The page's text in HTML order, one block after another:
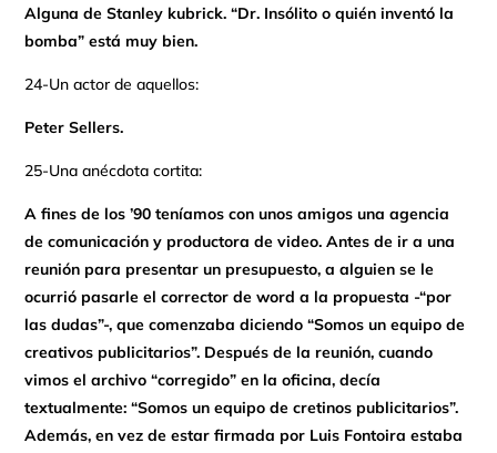
Alguna de Stanley kubrick. “Dr. Insólito o quién inventó la
bomba” está muy bien.
24-Un actor de aquellos:
Peter Sellers.
25-Una anécdota cortita:
A fines de los ’90 teníamos con unos amigos una agencia
de comunicación y productora de video. Antes de ir a una
reunión para presentar un presupuesto, a alguien se le
ocurrió pasarle el corrector de word a la propuesta -“por
las dudas”-, que comenzaba diciendo “Somos un equipo de
creativos publicitarios”. Después de la reunión, cuando
vimos el archivo “corregido” en la oficina, decía
textualmente: “Somos un equipo de cretinos publicitarios”.
Además, en vez de estar firmada por Luis Fontoira estaba